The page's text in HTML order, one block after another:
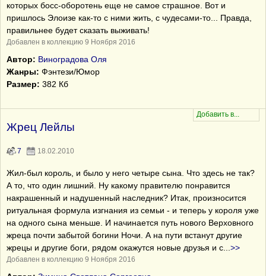
которых босс-оборотень еще не самое страшное. Вот и
пришлось Элоизе как-то с ними жить, с чудесами-то... Правда,
правильнее будет сказать выживать!
Добавлен в коллекцию 9 Ноября 2016
Автор: Виноградова Оля
Жанры: Фэнтези/Юмор
Размер: 382 Кб
Жрец Лейлы
7 18.02.2010
Жил-был король, и было у него четыре сына. Что здесь не так?
А то, что один лишний. Ну какому правителю понравится
накрашенный и надушенный наследник? Итак, произносится
ритуальная формула изгнания из семьи - и теперь у короля уже
на одного сына меньше. И начинается путь нового Верховного
жреца почти забытой богини Ночи. А на пути встанут другие
жрецы и другие боги, рядом окажутся новые друзья и с
>>
Добавлен в коллекцию 9 Ноября 2016